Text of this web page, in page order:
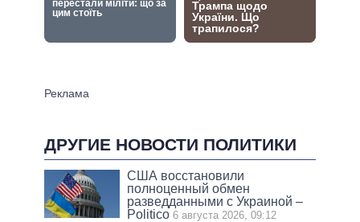
ДРУГИЕ НОВОСТИ ПОЛИТИКИ
США восстановили
полноценный обмен
разведданными с Украиной –
Politico 6 августа 2026, 09:12